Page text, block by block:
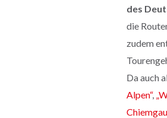
des
die
zudem
Da auch
Alpen“,